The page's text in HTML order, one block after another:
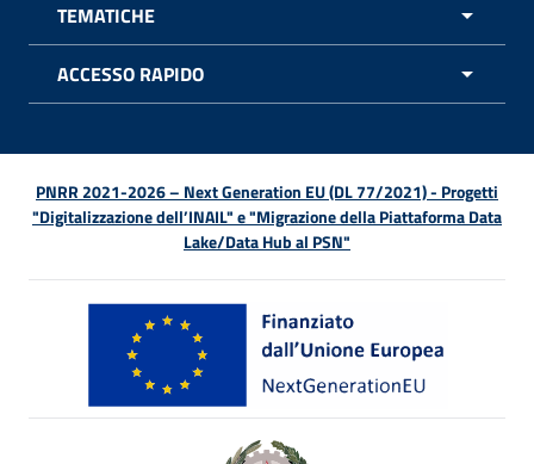
TEMATICHE
ACCESSO RAPIDO
PNRR 2021-2026 – Next Generation EU (DL 77/2021) - Progetti
"Digitalizzazione dell’INAIL" e "Migrazione della Piattaforma Data
Lake/Data Hub al PSN"